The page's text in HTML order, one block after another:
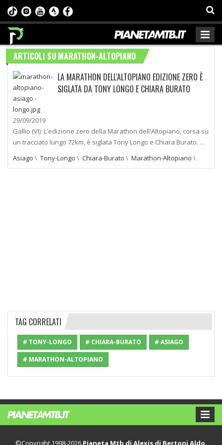
ARTICOLI SU MARATHON-ALTOPIANO
LA MARATHON DELL'ALTOPIANO EDIZIONE ZERO È
SIGLATA DA TONY LONGO E CHIARA BURATO
29/09/2019
Gallio (VI): L'edizione zero della Marathon dell'Altopiano, corsa su
un tracciato lungo 72km, è siglata Tony Longo e Chiara Burato. …
Asiago \ Tony-Longo \ Chiara-Burato \ Marathon-Altopiano \
TAG CORRELATI
# TONY-LONGO # CHIARA-BURATO # ASIAGO
# MARATHON-ALTOPIANO
©Copyright 1998-2026 Pianeta Mtb di Alexis di Bertoni Aldo